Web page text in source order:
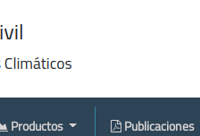
Productos Publicaciones